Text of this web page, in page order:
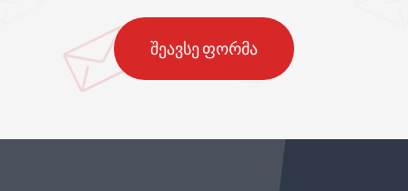
შეავსე ფორმა